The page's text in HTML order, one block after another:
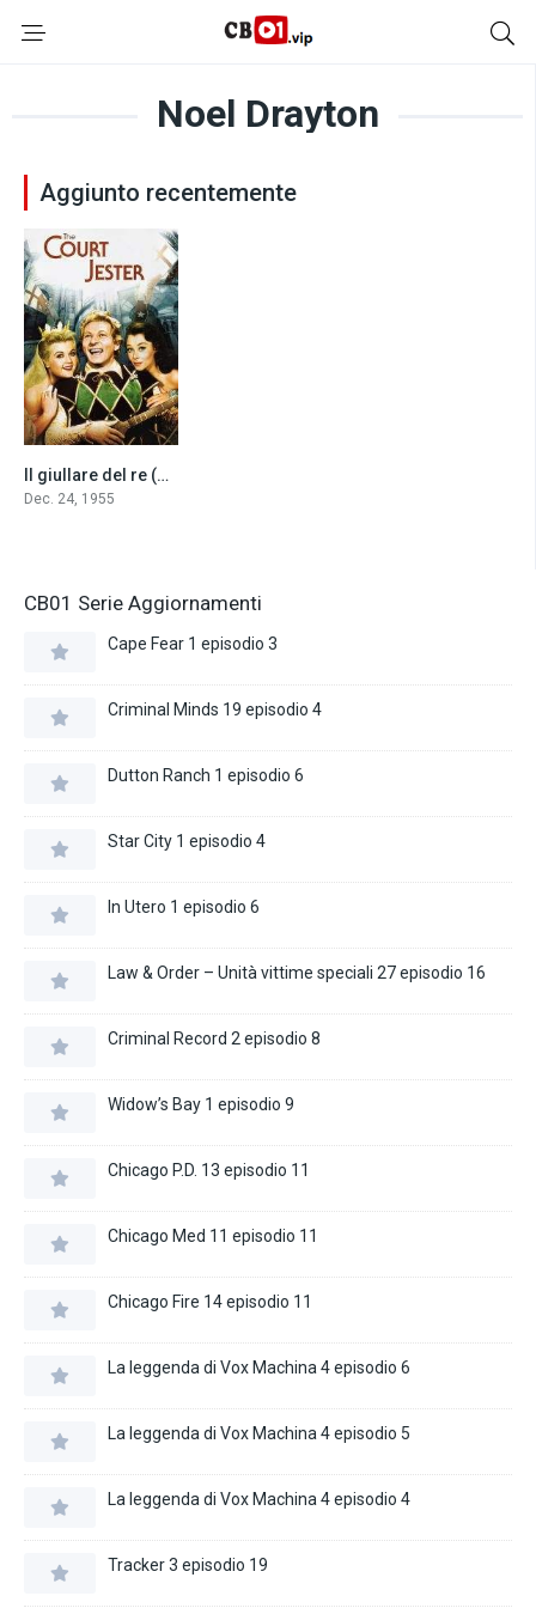
Noel Drayton
Aggiunto recentemente
7.9
Il giullare del re (1955)
Dec. 24, 1955
CB01 Serie Aggiornamenti
Cape Fear 1 episodio 3
Criminal Minds 19 episodio 4
Dutton Ranch 1 episodio 6
Star City 1 episodio 4
In Utero 1 episodio 6
Law & Order – Unità vittime speciali 27 episodio 16
Criminal Record 2 episodio 8
Widow’s Bay 1 episodio 9
Chicago P.D. 13 episodio 11
Chicago Med 11 episodio 11
Chicago Fire 14 episodio 11
La leggenda di Vox Machina 4 episodio 6
La leggenda di Vox Machina 4 episodio 5
La leggenda di Vox Machina 4 episodio 4
Tracker 3 episodio 19